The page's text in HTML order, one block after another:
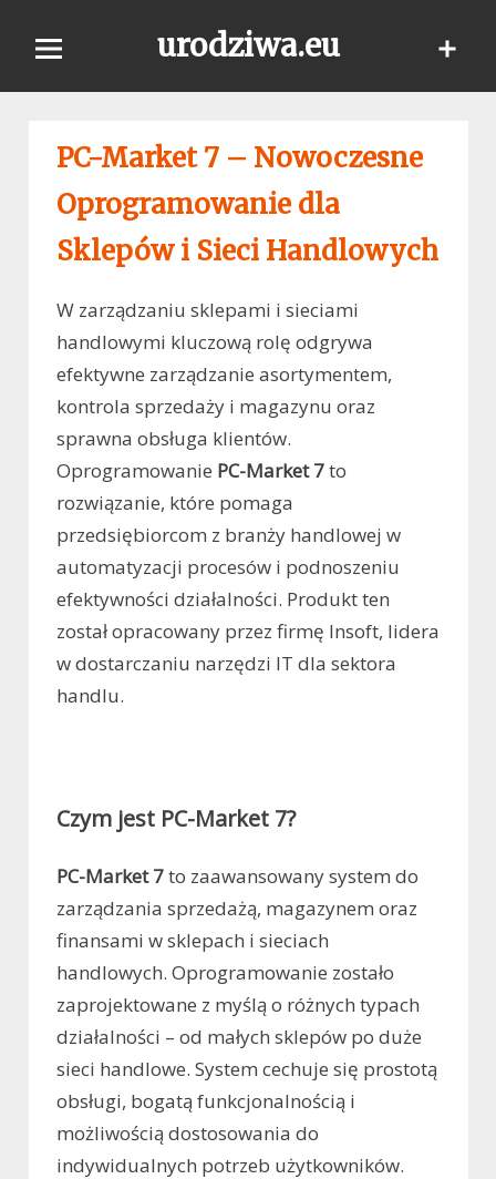
urodziwa.eu
PC-Market 7 – Nowoczesne
Oprogramowanie dla
Sklepów i Sieci Handlowych
W zarządzaniu sklepami i sieciami
handlowymi kluczową rolę odgrywa
efektywne zarządzanie asortymentem,
kontrola sprzedaży i magazynu oraz
sprawna obsługa klientów.
Oprogramowanie PC-Market 7to
rozwiązanie, które pomaga
przedsiębiorcom z branży handlowej w
automatyzacji procesów i podnoszeniu
efektywności działalności. Produkt ten
został opracowany przez firmę Insoft, lidera
w dostarczaniu narzędzi IT dla sektora
handlu.
Czym jest PC-Market 7?
PC-Market 7to zaawansowany system do
zarządzania sprzedażą, magazynem oraz
finansami w sklepach i sieciach
handlowych. Oprogramowanie zostało
zaprojektowane z myślą o różnych typach
działalności – od małych sklepów po duże
sieci handlowe. System cechuje się prostotą
obsługi, bogatą funkcjonalnością i
możliwością dostosowania do
indywidualnych potrzeb użytkowników.